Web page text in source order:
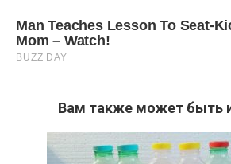
Вам также может быть